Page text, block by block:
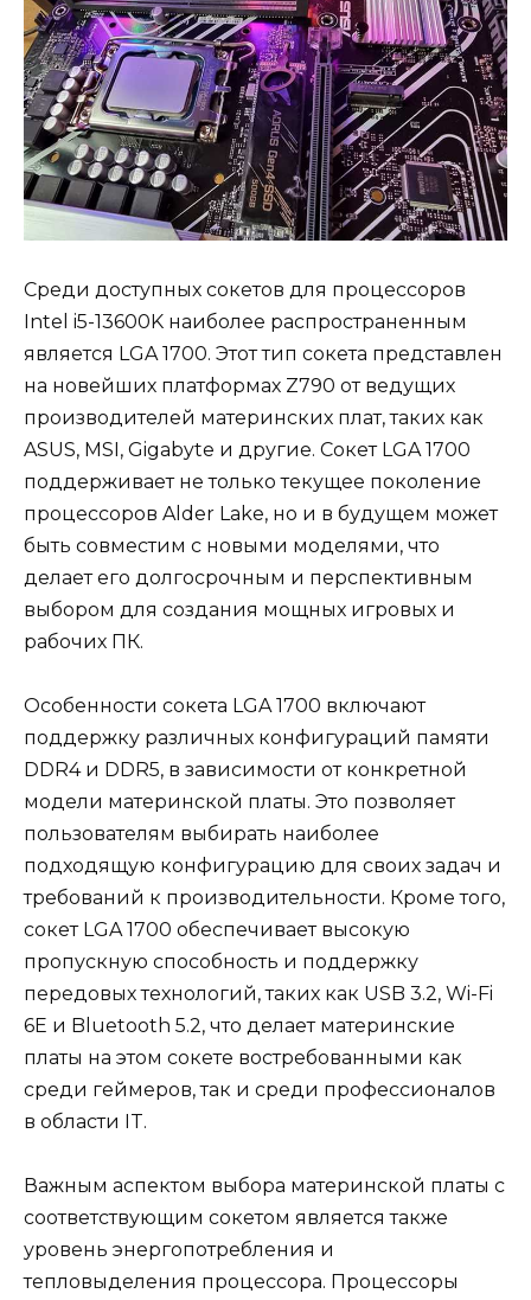
Среди доступных сокетов для процессоров
Intel i5-13600K наиболее распространенным
является LGA 1700. Этот тип сокета представлен
на новейших платформах Z790 от ведущих
производителей материнских плат, таких как
ASUS, MSI, Gigabyte и другие. Сокет LGA 1700
поддерживает не только текущее поколение
процессоров Alder Lake, но и в будущем может
быть совместим с новыми моделями, что
делает его долгосрочным и перспективным
выбором для создания мощных игровых и
рабочих ПК.
Особенности сокета LGA 1700 включают
поддержку различных конфигураций памяти
DDR4 и DDR5, в зависимости от конкретной
модели материнской платы. Это позволяет
пользователям выбирать наиболее
подходящую конфигурацию для своих задач и
требований к производительности. Кроме того,
сокет LGA 1700 обеспечивает высокую
пропускную способность и поддержку
передовых технологий, таких как USB 3.2, Wi-Fi
6E и Bluetooth 5.2, что делает материнские
платы на этом сокете востребованными как
среди геймеров, так и среди профессионалов
в области IT.
Важным аспектом выбора материнской платы с
соответствующим сокетом является также
уровень энергопотребления и
тепловыделения процессора. Процессоры